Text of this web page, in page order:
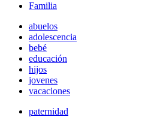
Familia
abuelos
adolescencia
bebé
educación
hijos
jovenes
vacaciones
paternidad